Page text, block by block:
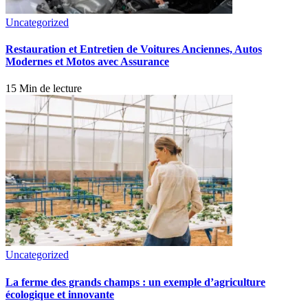
Uncategorized
Restauration et Entretien de Voitures Anciennes, Autos
Modernes et Motos avec Assurance
15 Min de lecture
Uncategorized
La ferme des grands champs : un exemple d’agriculture
écologique et innovante